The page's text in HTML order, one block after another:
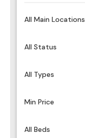
All Main Locations
All Status
All Types
Min Price
All Beds